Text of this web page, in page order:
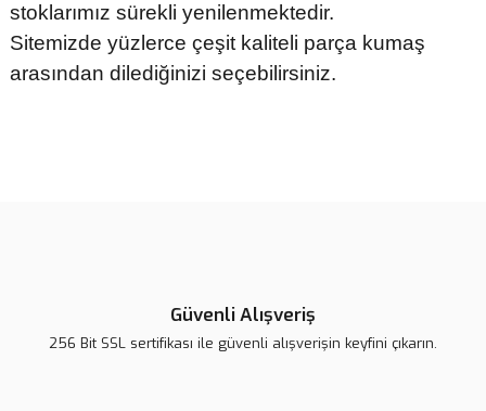
stoklarımız sürekli yenilenmektedir.
Sitemizde yüzlerce çeşit kaliteli parça kumaş
arasından dilediğinizi seçebilirsiniz.
Güvenli Alışveriş
256 Bit SSL sertifikası ile güvenli alışverişin keyfini çıkarın.